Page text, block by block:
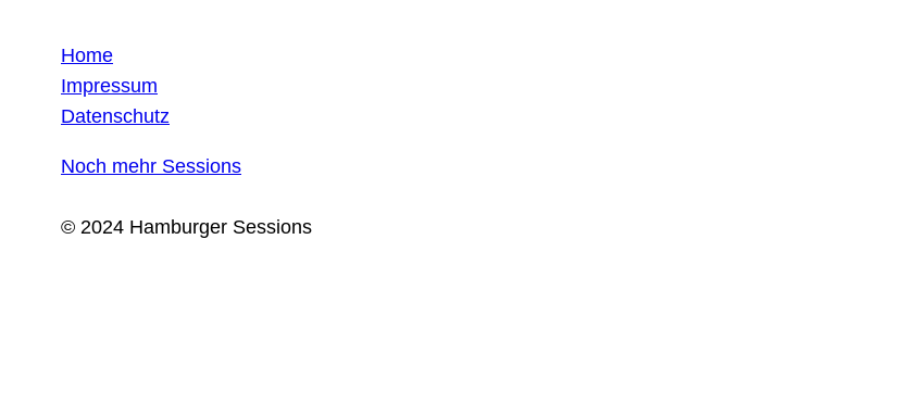
Home
Impressum
Datenschutz
Noch mehr Sessions
© 2024 Hamburger Sessions